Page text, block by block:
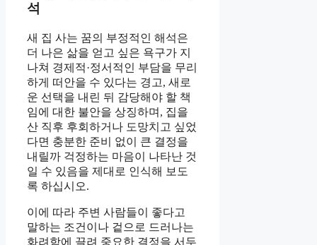
석
새 집 사는 꿈의 부정적인 해석은
더 나은 삶을 얻고 싶은 욕구가 지
나쳐 경제적·정서적인 부담을 무리
하게 떠안을 수 있다는 경고, 새로
운 선택을 내린 뒤 감당해야 할 책
임에 대한 불안을 상징하며, 집을
산 직후 후회하거나 도망치고 싶었
다면 충분한 준비 없이 큰 결정을
내릴까 걱정하는 마음이 나타난 것
일 수 있음을 제대로 인식해 보도
록 하십시오.
이에 따라 주변 사람들이 좋다고
말하는 조건이나 겉으로 드러나는
화려함에 끌려 중요한 결정을 서두